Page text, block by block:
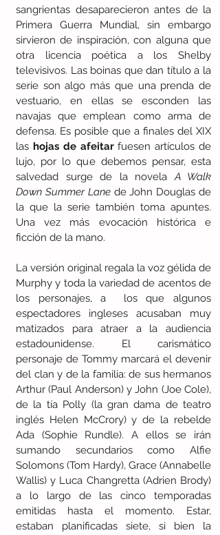
sangrientas desaparecieron antes de la
Primera Guerra Mundial, sin embargo
sirvieron de inspiración, con alguna que
otra licencia poética a los Shelby
televisivos. Las boinas que dan título a la
serie son algo más que una prenda de
vestuario, en ellas se esconden las
navajas que emplean como arma de
defensa. Es posible que a finales del XIX
las hojas de afeitar fuesen artículos de
lujo, por lo que debemos pensar, esta
salvedad surge de la novela A Walk
Down Summer Lane de John Douglas de
la que la serie también toma apuntes.
Una vez más evocación histórica e
ficción de la mano.
La versión original regala la voz gélida de
Murphy y toda la variedad de acentos de
los personajes, a  los que algunos
espectadores ingleses acusaban muy
matizados para atraer a la audiencia
estadounidense. El carismático
personaje de Tommy marcará el devenir
del clan y de la familia: de sus hermanos
Arthur (Paul Anderson) y John (Joe Cole),
de la tía Polly (la gran dama de teatro
inglés Helen McCrory) y de la rebelde
Ada (Sophie Rundle). A ellos se irán
sumando secundarios como Alfie
Solomons (Tom Hardy), Grace (Annabelle
Wallis) y Luca Changretta (Adrien Brody)
a lo largo de las cinco temporadas
emitidas hasta el momento. Estar,
estaban planificadas siete, si bien la